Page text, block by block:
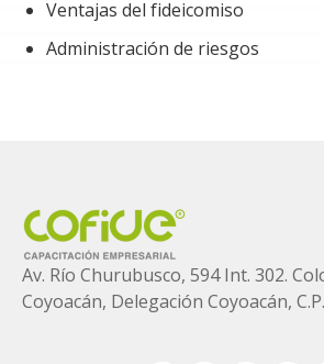
Ventajas del fideicomiso
Administración de riesgos
Av. Río Churubusco, 594 Int. 302.
Coyoacán, Delegación Coyoacán,